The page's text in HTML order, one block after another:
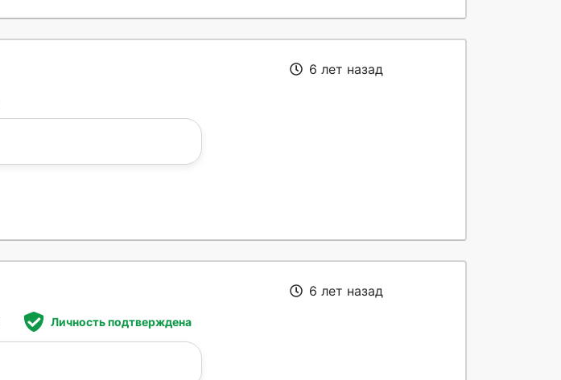
6 лет назад
Личность подтверждена
6 лет назад